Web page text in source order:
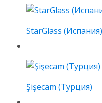
StarGlass (Испания)
Şişecam (Турция)